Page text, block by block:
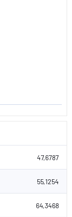
47,6787
55,1254
64,3468